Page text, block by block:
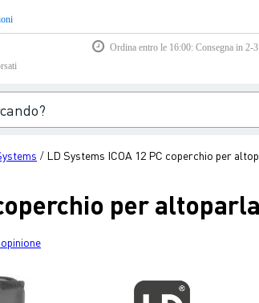
Ordina entro le 16:00: Consegna in
/ LD Systems ICOA 12 PC coperchio per
per